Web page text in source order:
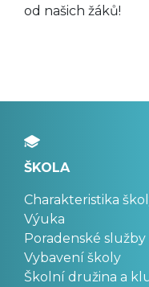
od našich žáků!
ŠKOLA
Charakteristika
Výuka
Poradenské služby
Vybavení školy
Školní družina a